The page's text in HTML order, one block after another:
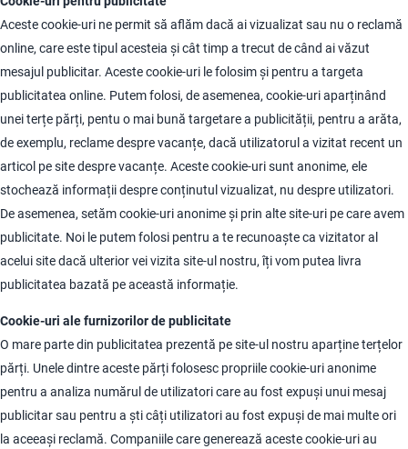
Aceste cookie-uri ne permit să aflăm dacă ai vizualizat sau nu o reclamă
online, care este tipul acesteia și cât timp a trecut de când ai văzut
mesajul publicitar. Aceste cookie-uri le folosim și pentru a targeta
publicitatea online. Putem folosi, de asemenea, cookie-uri aparținând
unei terțe părți, pentu o mai bună targetare a publicității, pentru a arăta,
de exemplu, reclame despre vacanțe, dacă utilizatorul a vizitat recent un
articol pe site despre vacanțe. Aceste cookie-uri sunt anonime, ele
stochează informații despre conținutul vizualizat, nu despre utilizatori.
De asemenea, setăm cookie-uri anonime și prin alte site-uri pe care avem
publicitate. Noi le putem folosi pentru a te recunoaște ca vizitator al
acelui site dacă ulterior vei vizita site-ul nostru, îți vom putea livra
publicitatea bazată pe această informație.
Cookie-uri ale furnizorilor de publicitate
O mare parte din publicitatea prezentă pe site-ul nostru aparține terțelor
părți. Unele dintre aceste părți folosesc propriile cookie-uri anonime
pentru a analiza numărul de utilizatori care au fost expuși unui mesaj
publicitar sau pentru a ști câți utilizatori au fost expuși de mai multe ori
la aceeași reclamă. Companiile care generează aceste cookie-uri au